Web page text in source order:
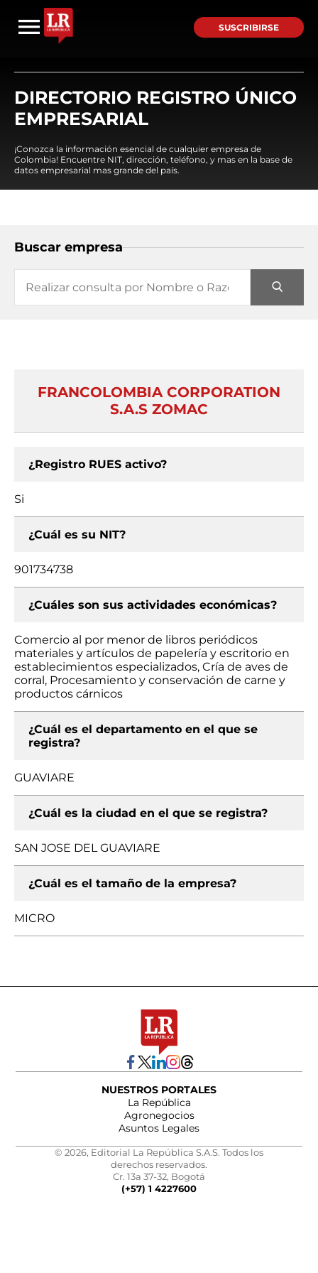
SUSCRIBIRSE
DIRECTORIO REGISTRO ÚNICO
EMPRESARIAL
¡Conozca la información esencial de cualquier empresa de
Colombia! Encuentre NIT, dirección, teléfono, y mas en la base de
datos empresarial mas grande del país.
Buscar empresa
FRANCOLOMBIA CORPORATION
S.A.S ZOMAC
¿Registro RUES activo?
Si
¿Cuál es su NIT?
901734738
¿Cuáles son sus actividades económicas?
Comercio al por menor de libros periódicos
materiales y artículos de papelería y escritorio en
establecimientos especializados, Cría de aves de
corral, Procesamiento y conservación de carne y
productos cárnicos
¿Cuál es el departamento en el que se
registra?
GUAVIARE
¿Cuál es la ciudad en el que se registra?
SAN JOSE DEL GUAVIARE
¿Cuál es el tamaño de la empresa?
MICRO
NUESTROS PORTALES
La República
Agronegocios
Asuntos Legales
© 2026, Editorial La República S.A.S. Todos los
derechos reservados.
Cr. 13a 37-32, Bogotá
(+57) 1 4227600